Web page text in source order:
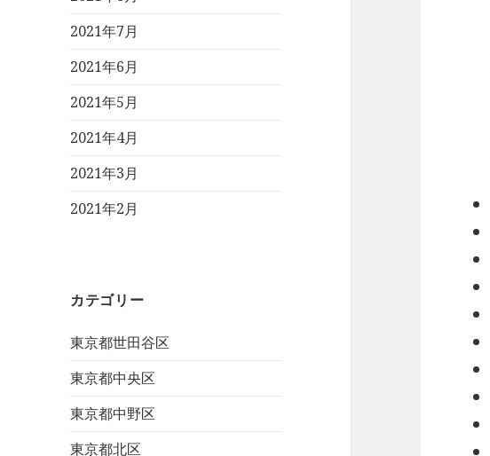
2021年7月
2021年6月
2021年5月
2021年4月
2021年3月
2021年2月
カテゴリー
東京都世田谷区
東京都中央区
東京都中野区
東京都北区